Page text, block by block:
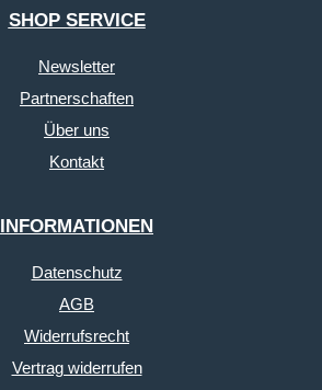
SHOP SERVICE
Newsletter
Partnerschaften
Über uns
Kontakt
INFORMATIONEN
Datenschutz
AGB
Widerrufsrecht
Vertrag widerrufen